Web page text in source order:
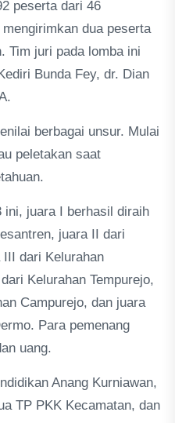
peserta dari 46
dua peserta
Tim juri pada lomba ini
Bunda Fey, dr. Dian
berbagai unsur. Mulai
peletakan saat
ini, juara I berhasil diraih
juara II dari
III dari Kelurahan
Kelurahan Tempurejo,
Campurejo, dan juara
Para pemenang
uang.
Anang Kurniawan,
TP PKK Kecamatan, dan